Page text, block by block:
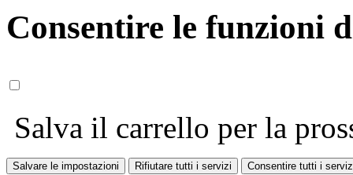
Consentire le funzioni
Salva il carrello per la
Salvare le impostazioni Rifiutare tutti i servizi Consentire tutti i